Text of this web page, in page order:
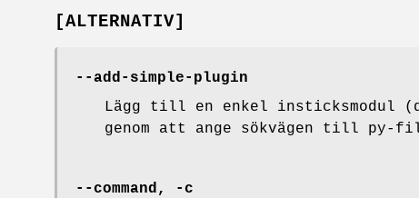
[ALTERNATIV]
--add-simple-plugin
Lägg till en enkel insticksmodul
genom att ange sökvägen till py-
--command, -c